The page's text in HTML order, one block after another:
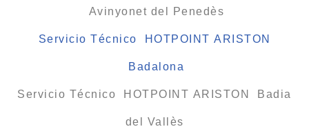
Avinyonet del Penedès
Servicio Técnico HOTPOINT ARISTON
Badalona
Servicio Técnico HOTPOINT ARISTON Badia
del Vallès